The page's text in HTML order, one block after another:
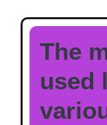
The
used